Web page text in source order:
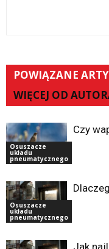
POWIĄZANE
WIĘCEJ OD
Osuszacze
układu
pneumatycznego
Czy
Osuszacze
układu
pneumatycznego
Jak